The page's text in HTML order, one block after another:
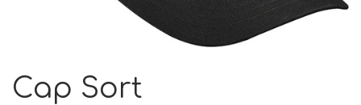
FODER & FODER
TILSKUD
Cap Sort